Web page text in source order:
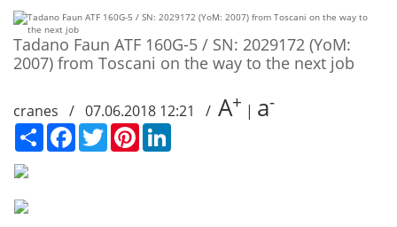
Tadano Faun ATF 160G-5 / SN: 2029172 (YoM:
2007) from Toscani on the way to the next job
cranes / 07.06.2018 12:21 / A+ | a-
Сподели FacebookTwitter Pinterest